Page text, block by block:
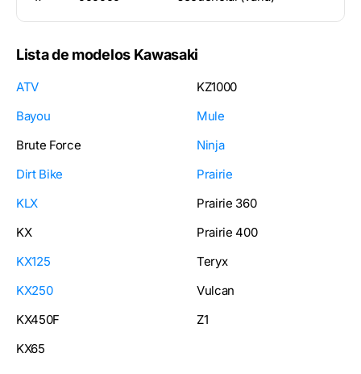
Lista de modelos Kawasaki
ATV
Bayou
Brute Force
Dirt Bike
KLX
KX
KX125
KX250
KX450F
KX65
KZ1000
Mule
Ninja
Prairie
Prairie 360
Prairie 400
Teryx
Vulcan
Z1